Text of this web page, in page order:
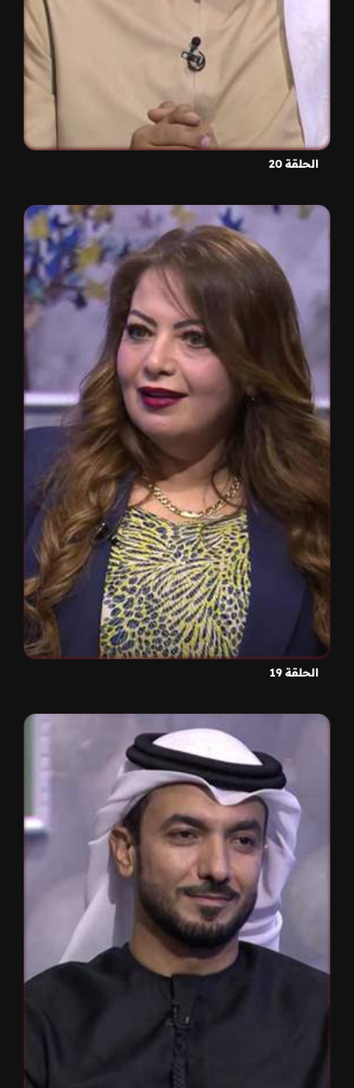
الحلقة 20
الحلقة 19